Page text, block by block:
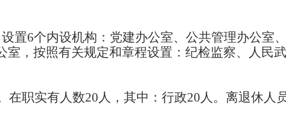
置6个内设机构：党建办公室、公共管理办公室
，按照有关规定和章程设置：纪检监察、人民
职实有人数20人，其中：行政20人。离退休人